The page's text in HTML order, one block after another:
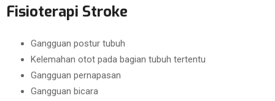
Fisioterapi Stroke
Gangguan postur tubuh
Kelemahan otot pada bagian tubuh tertentu
Gangguan pernapasan
Gangguan bicara